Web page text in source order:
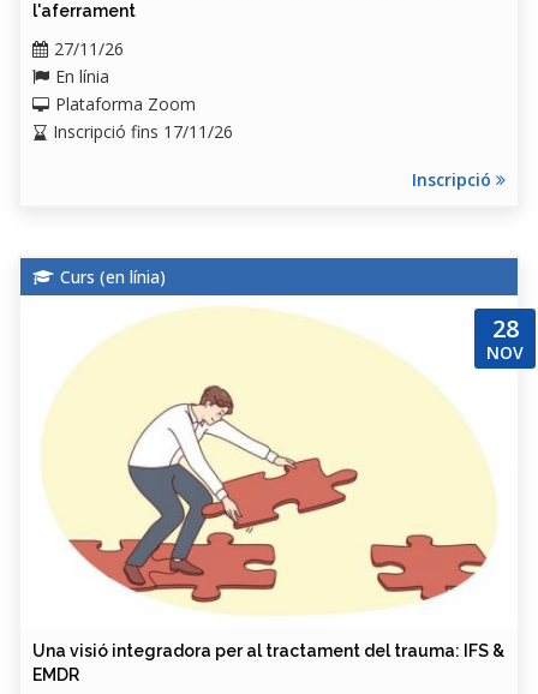
l'aferrament
27/11/26
En línia
Plataforma Zoom
Inscripció fins 17/11/26
Inscripció
Curs (en línia)
28
NOV
Una visió integradora per al tractament del trauma: IFS &
EMDR